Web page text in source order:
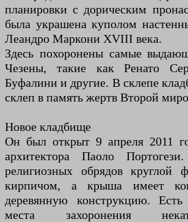
планировки с дорическим
была украшена куполом
Леандро Маркони XVIII века.
Здесь похоронены самые
Чезены, такие как Ренато
Буфалини и другие. В склепе
склеп в память жертв Второй
Новое кладбище
Он был открыт 9 апреля 2011
архитектора Паоло
религиозных обрядов круглой
кирпичом, а крыша имеет
деревянную конструкцию.
места захоронения